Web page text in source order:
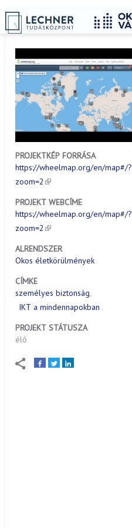
Breadcrumbs
YOU
ARE
HERE:
Címlap Peldatar
PROJEKTKÉP FORRÁSA
https://wheelmap.org/en/map#/?
zoom=2
PROJEKT WEBCÍME
https://wheelmap.org/en/map#/?
zoom=2
ALRENDSZER
Okos életkörülmények
CÍMKE
személyes biztonság
IKT a mindennapokban
PROJEKT STÁTUSZA
élő